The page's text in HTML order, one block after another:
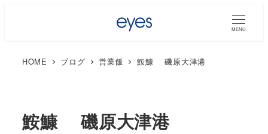
MENU
HOME ブログ 営業飯 鮟鱇 磯原大津港
鮟鱇 磯原大津港